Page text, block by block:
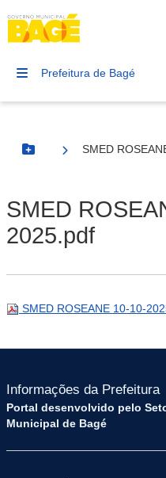
Prefeitura de Bagé
Botão Menu
SMED
SMED
2025.pdf
SMED ROSEANE 10-10-
Informações da Prefeitura
Portal desenvolvido pelo
Municipal de Bagé